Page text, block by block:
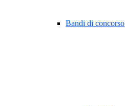
Bandi di concorso